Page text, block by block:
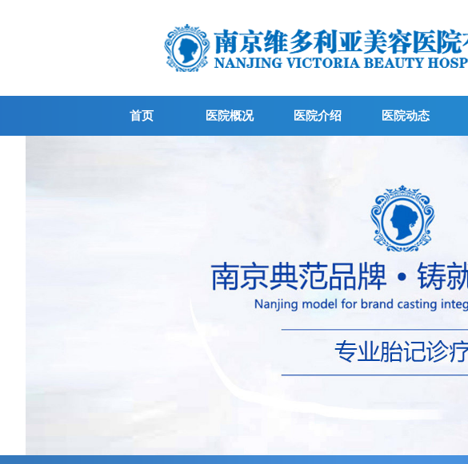
首页 医院概况 医院介绍 医院动态